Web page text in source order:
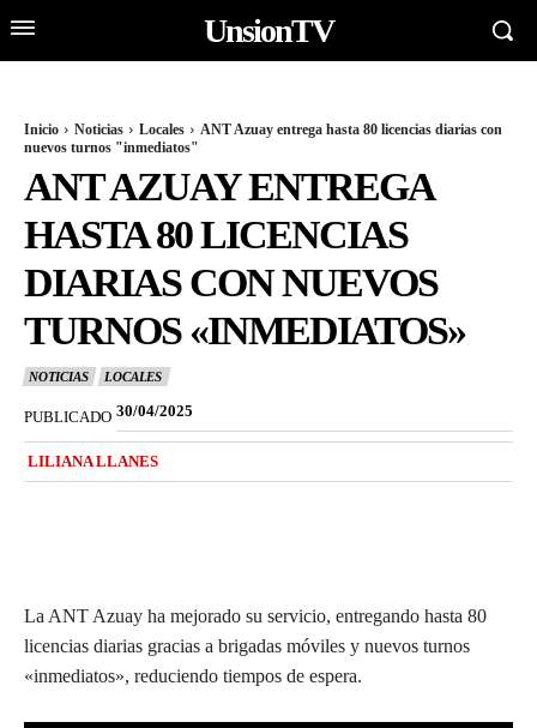
UnsionTV
Inicio Noticias Locales
ANT Azuay entrega hasta 80 licencias diarias con
nuevos turnos "inmediatos"
ANT AZUAY ENTREGA
HASTA 80 LICENCIAS
DIARIAS CON NUEVOS
TURNOS «INMEDIATOS»
NOTICIAS LOCALES
PUBLICADO 30/04/2025
LILIANA LLANES
La ANT Azuay ha mejorado su servicio, entregando hasta 80
licencias diarias gracias a brigadas móviles y nuevos turnos
«inmediatos», reduciendo tiempos de espera.